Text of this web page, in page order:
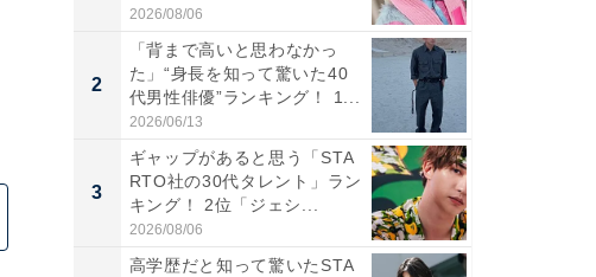
2026/08/06
2
「背まで高いと思わなかっ
た」“身長を知って驚いた40
代男性俳優”ランキング！ 1...
2026/06/13
3
ギャップがあると思う「STA
RTO社の30代タレント」ラン
キング！ 2位「ジェシ...
2026/08/06
高学歴だと知って驚いたSTA